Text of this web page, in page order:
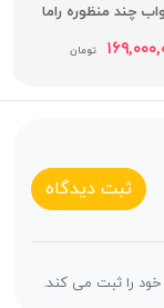
چند منظوره راما
تومان
ثبت دیدگاه
خود را ثبت می کند.